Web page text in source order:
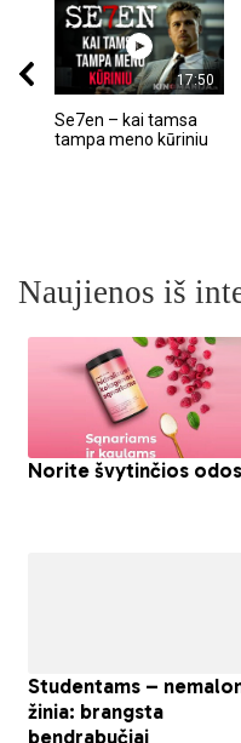
17:50
Se7en – kai tamsa
tampa meno kūriniu
Naujienos iš